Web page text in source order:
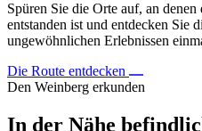
Spüren Sie die Orte auf, an
entstanden ist und entdecken Sie
ungewöhnlichen Erlebnissen
Die Route entdecken
Den Weinberg erkunden
In der Nähe